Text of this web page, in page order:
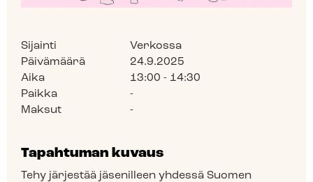
Sijainti
Verkossa
Päivämäärä
24.9.2025
Aika
13:00 - 14:30
Paikka
-
Maksut
-
Tapahtuman kuvaus
Tehy järjestää jäsenilleen yhdessä Suomen